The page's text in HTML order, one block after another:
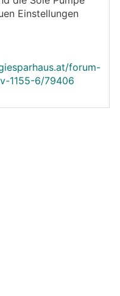
Einstellungen
forum-
1155-6/79406